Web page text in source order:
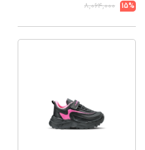
15%
۸,۰۶۴,۰۰۰